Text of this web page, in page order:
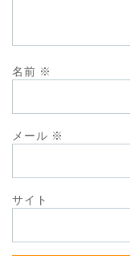
名前 ※
メール ※
サイト